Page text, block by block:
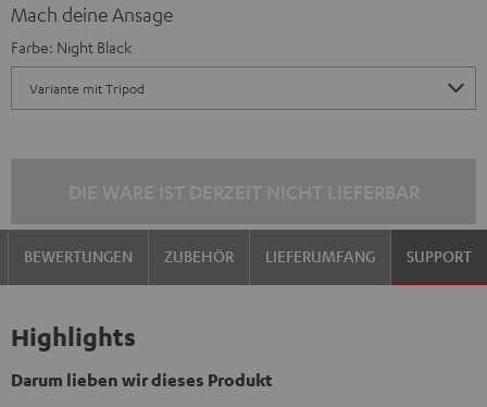
Mach deine Ansage
Farbe: Night Black
BEWERTUNGEN ZUBEHÖR LIEFERUMFANG SUPPORT
Highlights
Darum lieben wir dieses Produkt